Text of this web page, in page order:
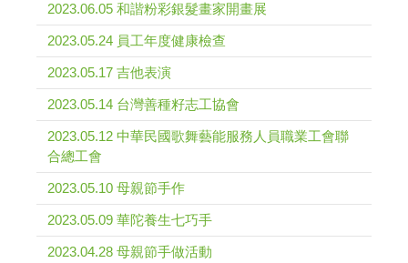
2023.06.05 和諧粉彩銀髮畫家開畫展
2023.05.24 員工年度健康檢查
2023.05.17 吉他表演
2023.05.14 台灣善種籽志工協會
2023.05.12 中華民國歌舞藝能服務人員職業工會聯
合總工會
2023.05.10 母親節手作
2023.05.09 華陀養生七巧手
2023.04.28 母親節手做活動